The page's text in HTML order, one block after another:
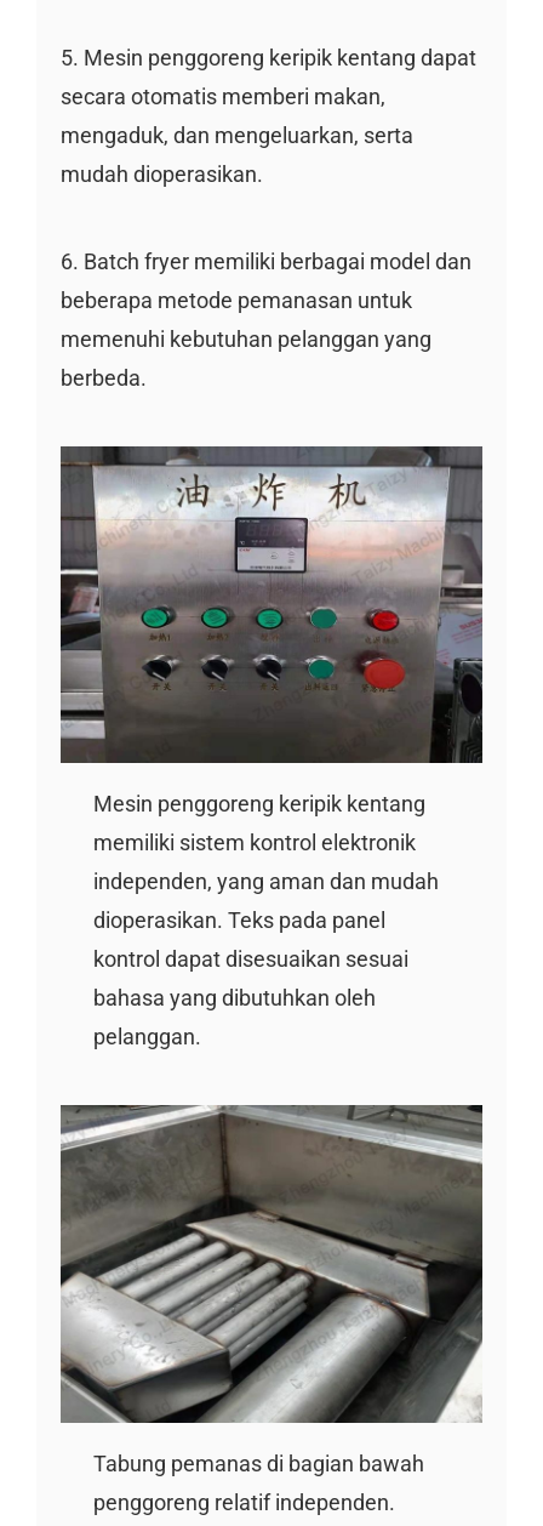
5. Mesin penggoreng keripik kentang dapat
secara otomatis memberi makan,
mengaduk, dan mengeluarkan, serta
mudah dioperasikan.
6. Batch fryer memiliki berbagai model dan
beberapa metode pemanasan untuk
memenuhi kebutuhan pelanggan yang
berbeda.
Mesin penggoreng keripik kentang
memiliki sistem kontrol elektronik
independen, yang aman dan mudah
dioperasikan. Teks pada panel
kontrol dapat disesuaikan sesuai
bahasa yang dibutuhkan oleh
pelanggan.
Tabung pemanas di bagian bawah
penggoreng relatif independen.